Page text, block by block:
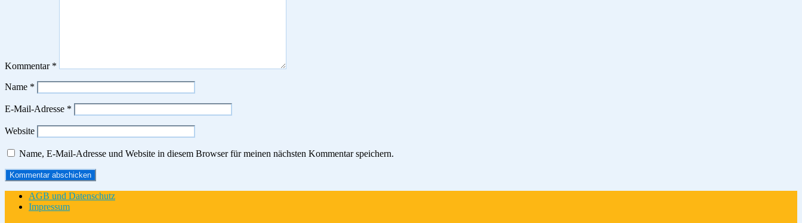
Kommentar *
Name *
E-Mail-Adresse *
Website
Name, E-Mail-Adresse und Website in diesem Browser für meinen nächsten Kommentar speichern.
AGB und Datenschutz
Impressum